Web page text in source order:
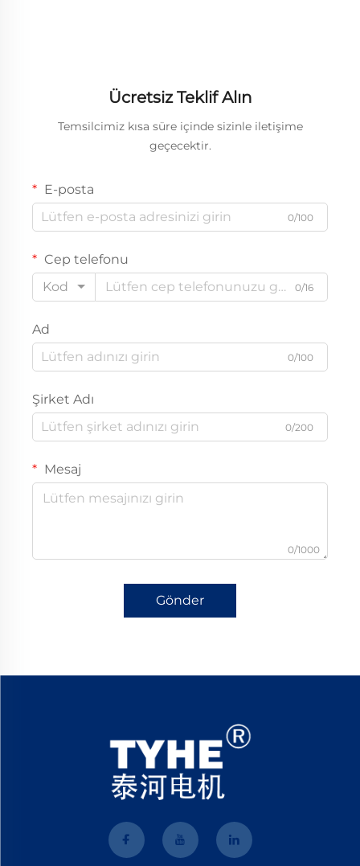
Ücretsiz Teklif Alın
Temsilcimiz kısa süre içinde sizinle iletişime
geçecektir.
E-posta
0/100
Cep telefonu
Kod
0/16
Ad
0/100
Şirket Adı
0/200
Mesaj
0/1000
Gönder